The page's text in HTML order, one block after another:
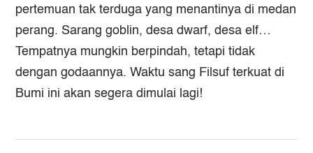
pertemuan tak terduga yang menantinya di medan
perang. Sarang goblin, desa dwarf, desa elf…
Tempatnya mungkin berpindah, tetapi tidak
dengan godaannya. Waktu sang Filsuf terkuat di
Bumi ini akan segera dimulai lagi!